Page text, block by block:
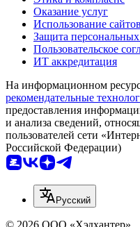
Оказание услуг
Использование сайтов
Защита
Пользовательское
ИТ аккредитация
На информационном
рекомендательные
предоставления
и анализа сведений,
пользователей сети
Российской Федерации)
Русский